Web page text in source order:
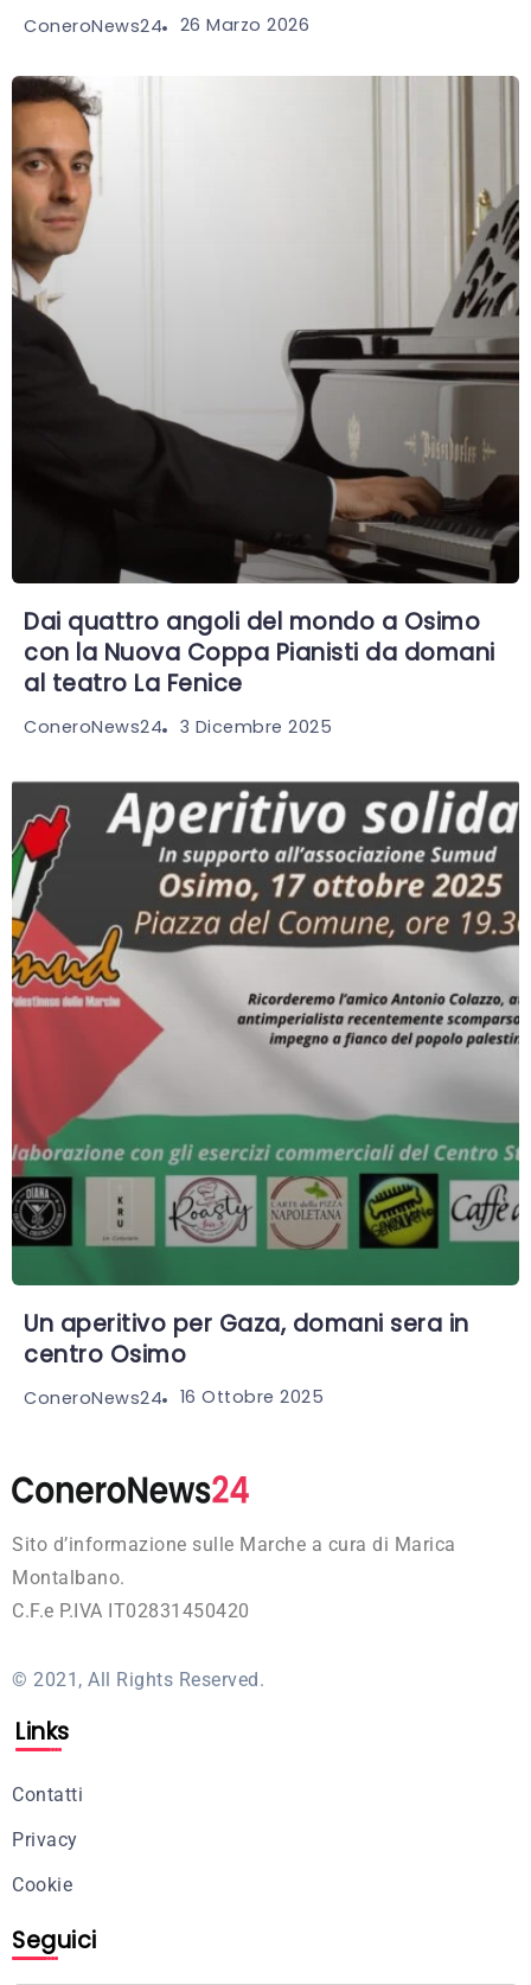
ConeroNews24 26 Marzo 2026
Dai quattro angoli del mondo a Osimo
con la Nuova Coppa Pianisti da domani
al teatro La Fenice
ConeroNews24 3 Dicembre 2025
Un aperitivo per Gaza, domani sera in
centro Osimo
ConeroNews24 16 Ottobre 2025
Sito d’informazione sulle Marche a cura di Marica
Montalbano.
C.F.e P.IVA IT02831450420
© 2021, All Rights Reserved.
Links
Contatti
Privacy
Cookie
Seguici